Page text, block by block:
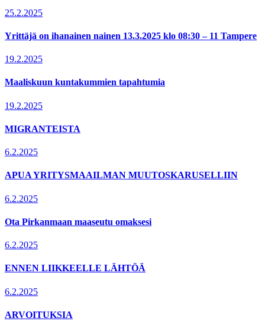
25.2.2025
Yrittäjä on ihanainen nainen 13.3.2025 klo 08:30 – 11 Tampere
19.2.2025
Maaliskuun kuntakummien tapahtumia
19.2.2025
MIGRANTEISTA
6.2.2025
APUA YRITYSMAAILMAN MUUTOSKARUSELLIIN
6.2.2025
Ota Pirkanmaan maaseutu omaksesi
6.2.2025
ENNEN LIIKKEELLE LÄHTÖÄ
6.2.2025
ARVOITUKSIA